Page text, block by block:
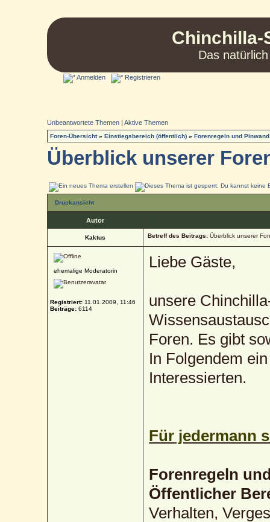
Chinchilla-
Das
Anmelden Registrieren
Unbeantwortete Themen |Aktive Themen
Foren-Übersicht»Einstiegsbereich (öffentlich) »Forenregeln und Pinwand
Überblick unserer
Druckansicht
Autor
Kaktus Betreff des Beitrags: Überblick unserer
ehemalige Moderatorin
Registriert: 11.01.2009, 11:46
Beiträge: 6114
Liebe Gäste,
unsere
Foren. Es gibt
In Folgendem
Interessierten.
Für jedermann
Forenregeln
Öffentlicher
Verhalten,